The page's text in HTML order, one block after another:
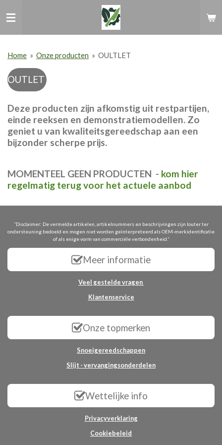
direct
hoofdinhoud
Home » Onze producten » OULTLET
OUTLET
Deze producten zijn afkomstig uit restpartijen,
einde reeksen en demonstratiemodellen. Zo
geniet u van kwaliteitsgereedschap aan een
bijzonder scherpe prijs.
MOMENTEEL GEEN PRODUCTEN - kom hier
regelmatig terug voor het actuele aanbod
“Disclaimer: De vermelde artikelen, artikelnummers en beschrijvingen zijn louter ter
ondersteuning bedoeld en mogen niet worden geïnterpreteerd als OEM-merkidentificatie
of als enige vorm van commerciële verbondenheid.”
Meer informatie
Veel gestelde vragen
Klantenservice
Onze topmerken
Snoeigereedschappen
Slijt - vervangingsonderdelen
Wettelijke info
Privacyverklaring
Cookiebeleid